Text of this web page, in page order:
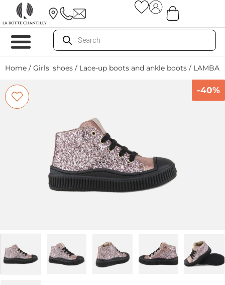
Home / Girls' shoes / Lace-up boots and ankle boots /
-40%